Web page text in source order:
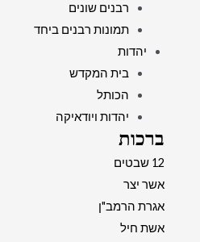
רבנים שונים
תמונות רבנים ביחד
יהדות
בית המקדש
הכותל
יהדות ויודאיקה
ברכות
12 שבטים
אשר יצר
אגרת הרמב"ן
אשת חיל